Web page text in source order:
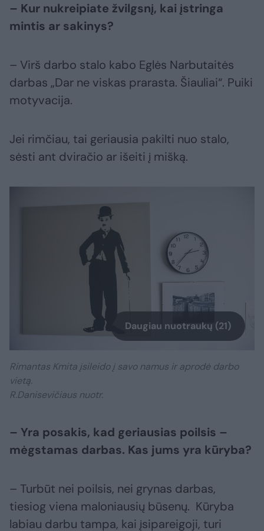
– Kur nukreipiate žvilgsnį, kai įstringa
mintis ar sakinys?
– Virš darbo stalo kabo Eglės Narbutaitės
darbas „Dar ne viskas prarasta. Šiauliai“. Puiki
motyvacija.
Jei rimčiau, tai geriausia pakilti nuo stalo,
sėsti ant dviračio ar išeiti į mišką.
Daugiau nuotraukų (21)
Rimantas Kmita įsileido į savo namus ir aprodė darbo
vietą.
R.Danisevičiaus nuotr.
– Yra posakis, kad geriausias poilsis –
mėgstamas darbas. Kas jums yra kūryba?
– Turbūt nei poilsis, nei grynas darbas,
tiesiog viena maloniausių būsenų. Kūryba
labiau darbu tampa, kai įsipareigoji, turi